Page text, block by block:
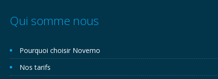
Qui somme nous
Pourquoi choisir Novemo
Nos tarifs